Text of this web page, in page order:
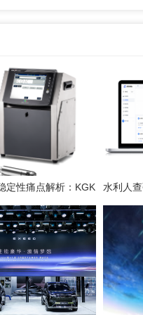
定性痛点解析：KGK
应对逻辑
水利人
检索工